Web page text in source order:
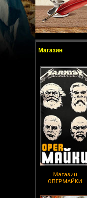
Магазин
Магазин
ОПЕРМАЙКИ